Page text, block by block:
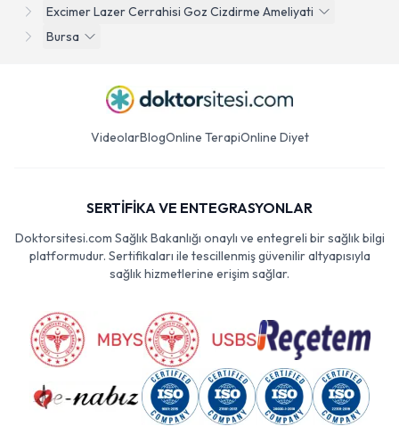
Excimer Lazer Cerrahisi Goz Cizdirme Ameliyati
Bursa
VideolarBlogOnline TerapiOnline Diyet
SERTİFİKA VE ENTEGRASYONLAR
Doktorsitesi.com Sağlık Bakanlığı onaylı ve entegreli bir sağlık bilgi
platformudur. Sertifikaları ile tescillenmiş güvenilir altyapısıyla
sağlık hizmetlerine erişim sağlar.